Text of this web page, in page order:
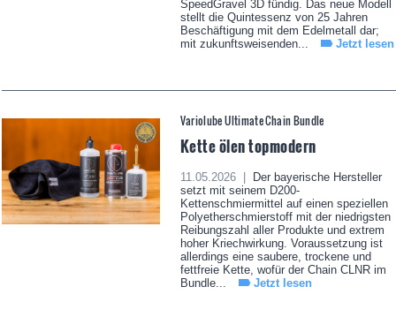
SpeedGravel 3D fündig. Das neue Modell
stellt die Quintessenz von 25 Jahren
Beschäftigung mit dem Edelmetall dar;
mit zukunftsweisenden...
Jetzt lesen
Variolube Ultimate Chain Bundle
Kette ölen topmodern
11.05.2026 |
Der bayerische Hersteller
setzt mit seinem D200-
Kettenschmiermittel auf einen speziellen
Polyetherschmierstoff mit der niedrigsten
Reibungszahl aller Produkte und extrem
hoher Kriechwirkung. Voraussetzung ist
allerdings eine saubere, trockene und
fettfreie Kette, wofür der Chain CLNR im
Bundle...
Jetzt lesen